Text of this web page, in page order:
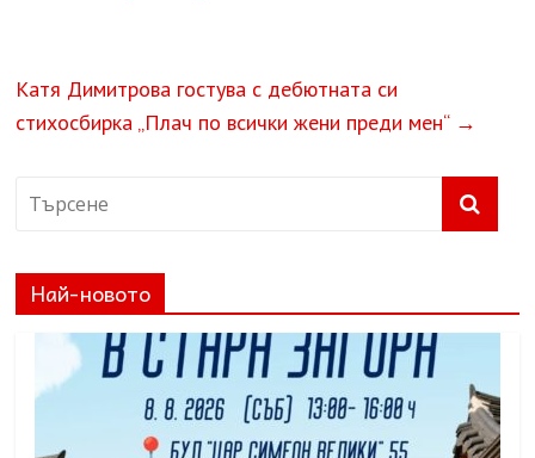
Катя Димитрова гостува с дебютната си
стихосбирка „Плач по всички жени преди мен“ →
Най-новото